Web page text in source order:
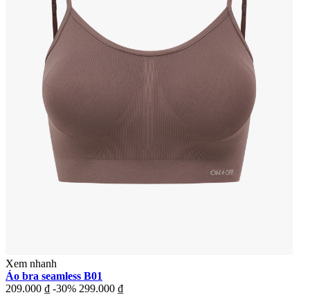
Xem nhanh
Áo bra seamless B01
209.000 ₫ -30% 299.000 ₫